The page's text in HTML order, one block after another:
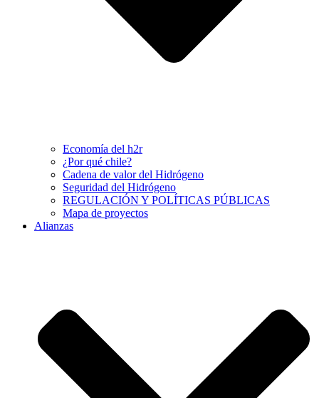
Economía del h2r
¿Por qué chile?
Cadena de valor del Hidrógeno
Seguridad del Hidrógeno
REGULACIÓN Y POLÍTICAS PÚBLICAS
Mapa de proyectos
Alianzas